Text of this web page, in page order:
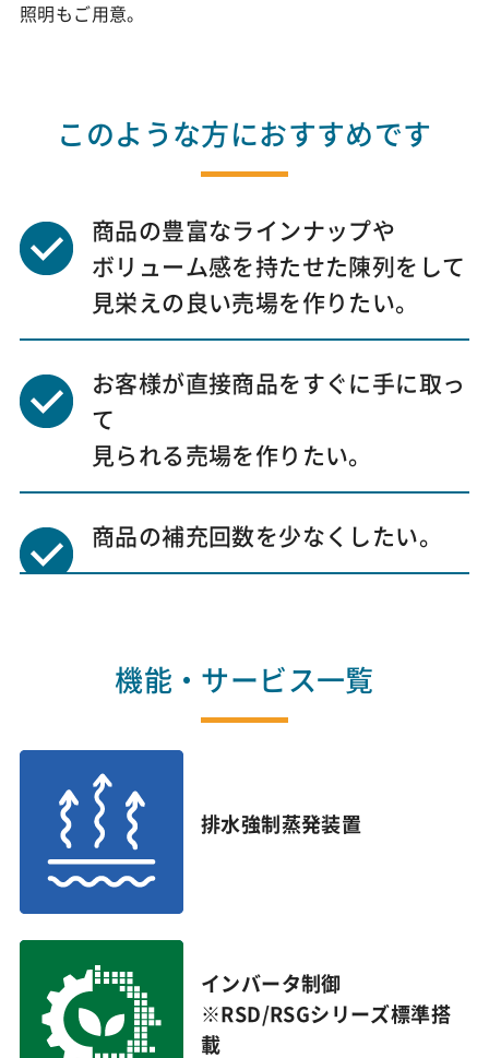
照明もご用意。
このような方におすすめです
商品の豊富なラインナップや
ボリューム感を持たせた陳列をして
見栄えの良い売場を作りたい。
お客様が直接商品をすぐに手に取っ
て
見られる売場を作りたい。
商品の補充回数を少なくしたい。
機能・サービス一覧
排水強制蒸発装置
インバータ制御
※RSD/RSGシリーズ標準搭
載